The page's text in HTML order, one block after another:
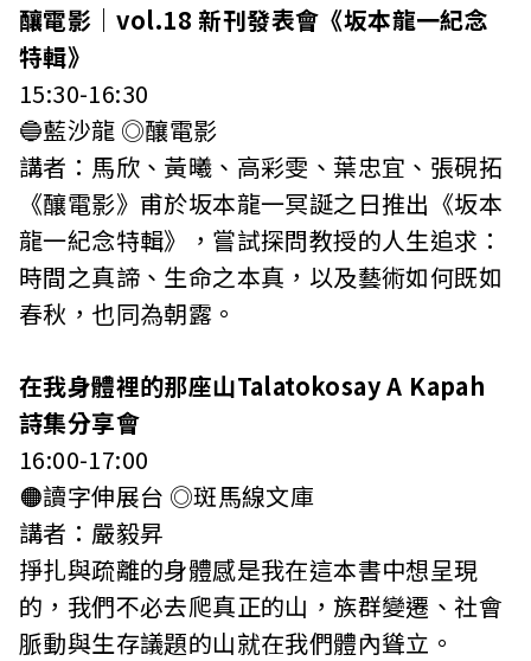
釀電影｜vol.18 新刊發表會《坂本龍一紀念
特輯》
15:30-16:30
🔵藍沙龍 ◎釀電影
講者：馬欣、黃曦、高彩雯、葉忠宜、張硯拓
《釀電影》甫於坂本龍一冥誕之日推出《坂本
龍一紀念特輯》，嘗試探問教授的人生追求：
時間之真諦、生命之本真，以及藝術如何既如
春秋，也同為朝露。
在我身體裡的那座山Talatokosay A Kapah
詩集分享會
16:00-17:00
🟠讀字伸展台 ◎斑馬線文庫
講者：嚴毅昇
掙扎與疏離的身體感是我在這本書中想呈現
的，我們不必去爬真正的山，族群變遷、社會
脈動與生存議題的山就在我們體內聳立。